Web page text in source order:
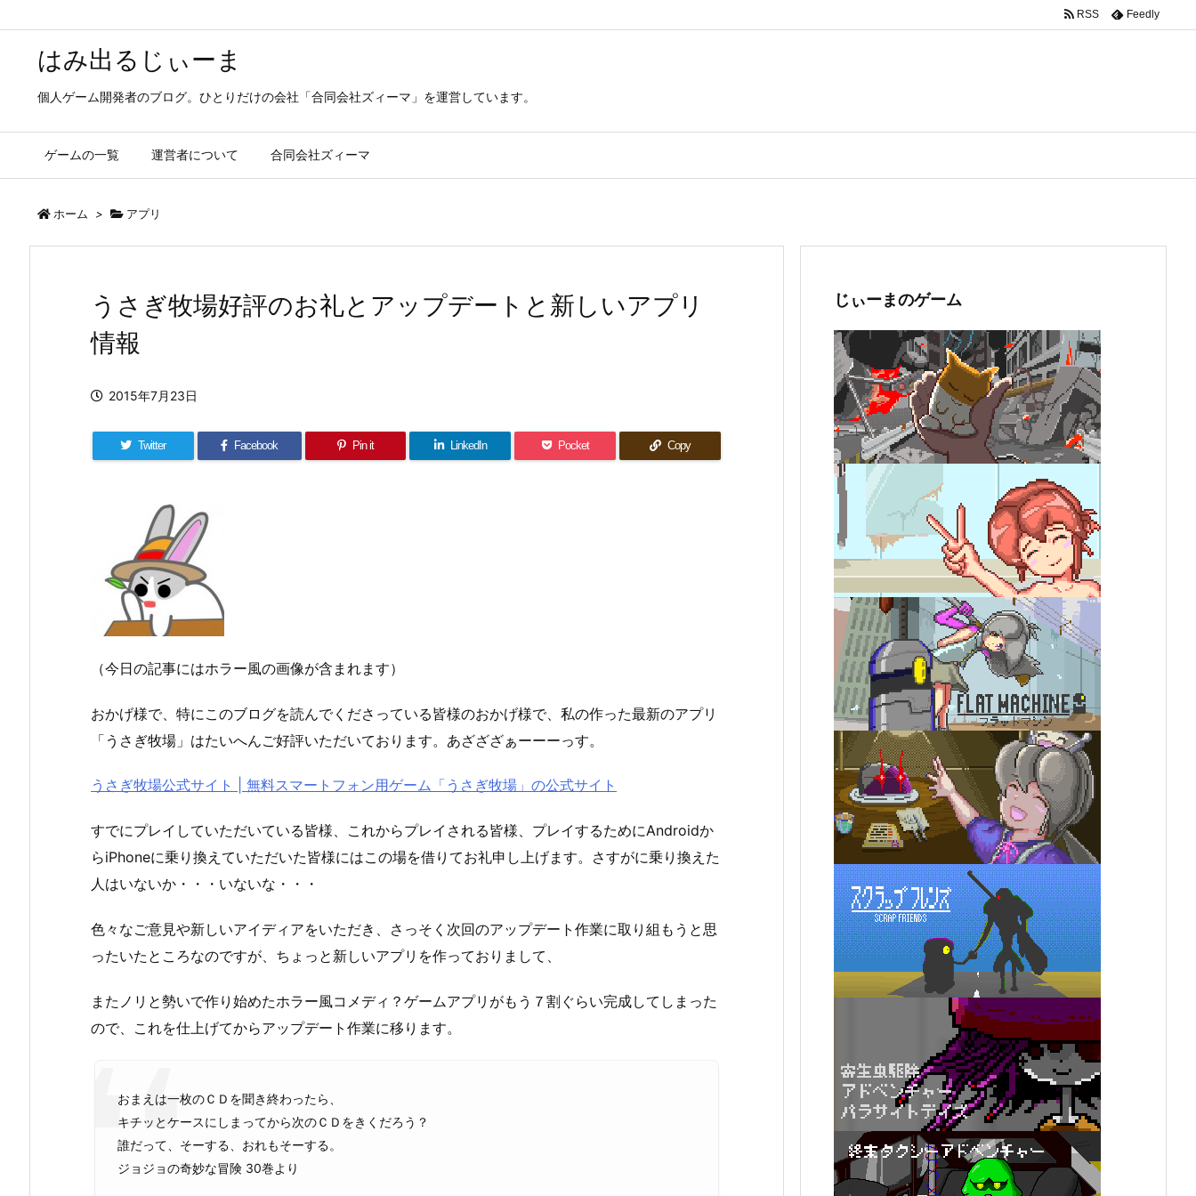
はみ出るじぃーま
個人ゲーム開発者のブログ。ひとりだけの会社「合同会社ズィーマ」を運営しています。
ゲームの一覧 運営者について 合同会社ズィーマ
RSS Feedly
ホーム > アプリ
うさぎ牧場好評のお礼とアップデートと新しいアプリ
情報
2015年7月23日
Twitter Facebook Pin it LinkedIn Pocket Copy
（今日の記事にはホラー風の画像が含まれます）
おかげ様で、特にこのブログを読んでくださっている皆様のおかげ様で、私の作った最新のアプリ
「うさぎ牧場」はたいへんご好評いただいております。あざざざぁーーーっす。
うさぎ牧場公式サイト | 無料スマートフォン用ゲーム「うさぎ牧場」の公式サイト
すでにプレイしていただいている皆様、これからプレイされる皆様、プレイするためにAndroidか
らiPhoneに乗り換えていただいた皆様にはこの場を借りてお礼申し上げます。さすがに乗り換えた
人はいないか・・・いないな・・・
色々なご意見や新しいアイディアをいただき、さっそく次回のアップデート作業に取り組もうと思
ったいたところなのですが、ちょっと新しいアプリを作っておりまして、
またノリと勢いで作り始めたホラー風コメディ？ゲームアプリがもう７割ぐらい完成してしまった
ので、これを仕上げてからアップデート作業に移ります。
おまえは一枚のＣＤを聞き終わったら、
キチッとケースにしまってから次のＣＤをきくだろう？
誰だって、そーする、おれもそーする。
ジョジョの奇妙な冒険 30巻より
じぃーまのゲーム